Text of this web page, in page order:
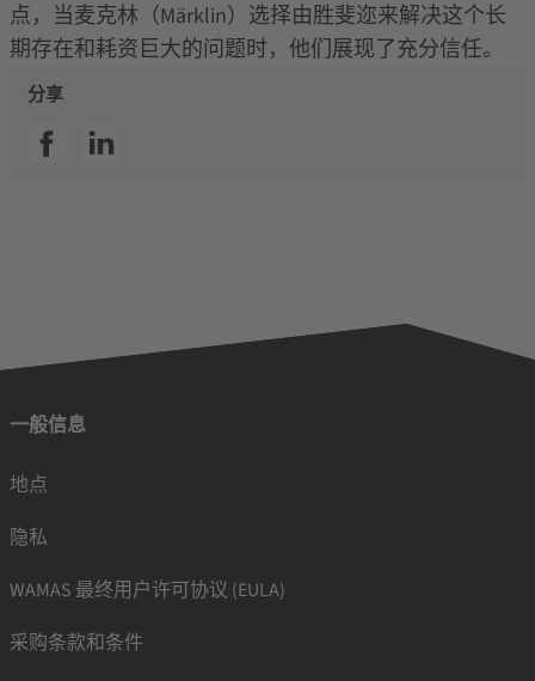
点，当麦克林（Märklin）选择由胜斐迩来解决这个长
期存在和耗资巨大的问题时，他们展现了充分信任。
分享
SSI facebookSSI linkedin
一般信息
地点
隐私
WAMAS 最终用户许可协议 (EULA)
采购条款和条件